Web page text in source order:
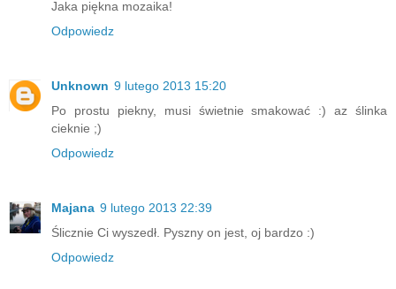
Jaka piękna mozaika!
Odpowiedz
Unknown 9 lutego 2013 15:20
Po prostu piekny, musi świetnie smakować :) az ślinka
cieknie ;)
Odpowiedz
Majana 9 lutego 2013 22:39
Ślicznie Ci wyszedł. Pyszny on jest, oj bardzo :)
Odpowiedz